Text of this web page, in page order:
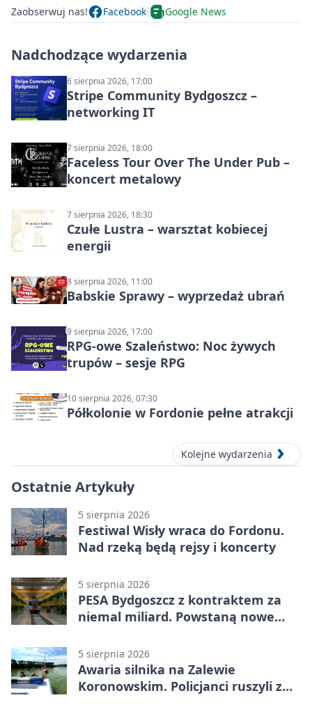
Zaobserwuj nas! Facebook Google News
Nadchodzące wydarzenia
6 sierpnia 2026, 17:00
Stripe Community Bydgoszcz –
networking IT
7 sierpnia 2026, 18:00
Faceless Tour Over The Under Pub –
koncert metalowy
7 sierpnia 2026, 18:30
Czułe Lustra – warsztat kobiecej
energii
8 sierpnia 2026, 11:00
Babskie Sprawy – wyprzedaż ubrań
9 sierpnia 2026, 17:00
RPG-owe Szaleństwo: Noc żywych
trupów – sesje RPG
10 sierpnia 2026, 07:30
Półkolonie w Fordonie pełne atrakcji
Kolejne wydarzenia
Ostatnie Artykuły
5 sierpnia 2026
Festiwal Wisły wraca do Fordonu.
Nad rzeką będą rejsy i koncerty
5 sierpnia 2026
PESA Bydgoszcz z kontraktem za
niemal miliard. Powstaną nowe
5 sierpnia 2026
Awaria silnika na Zalewie
Koronowskim. Policjanci ruszyli z